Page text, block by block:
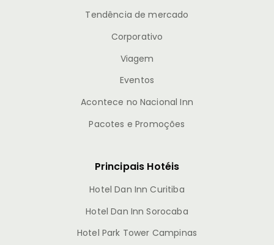
Tendência de mercado
Corporativo
Viagem
Eventos
Acontece no Nacional Inn
Pacotes e Promoções
Principais Hotéis
Hotel Dan Inn Curitiba
Hotel Dan Inn Sorocaba
Hotel Park Tower Campinas